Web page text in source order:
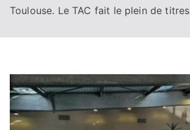
Toulouse. Le TAC fait le plein de titres